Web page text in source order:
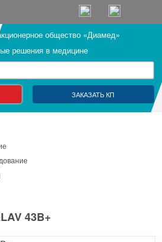
общество «Диамед»
решения в медицине
ЗАКАЗАТЬ КП
43B+